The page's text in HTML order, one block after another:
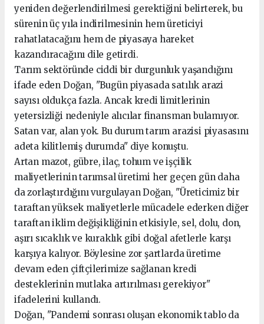
yeniden değerlendirilmesi gerektiğini belirterek, bu
sürenin üç yıla indirilmesinin hem üreticiyi
rahatlatacağını hem de piyasaya hareket
kazandıracağını dile getirdi.
Tarım sektöründe ciddi bir durgunluk yaşandığını
ifade eden Doğan, "Bugün piyasada satılık arazi
sayısı oldukça fazla. Ancak kredi limitlerinin
yetersizliği nedeniyle alıcılar finansman bulamıyor.
Satan var, alan yok. Bu durum tarım arazisi piyasasını
adeta kilitlemiş durumda" diye konuştu.
Artan mazot, gübre, ilaç, tohum ve işçilik
maliyetlerinin tarımsal üretimi her geçen gün daha
da zorlaştırdığını vurgulayan Doğan, "Üreticimiz bir
taraftan yüksek maliyetlerle mücadele ederken diğer
taraftan iklim değişikliğinin etkisiyle, sel, dolu, don,
aşırı sıcaklık ve kuraklık gibi doğal afetlerle karşı
karşıya kalıyor. Böylesine zor şartlarda üretime
devam eden çiftçilerimize sağlanan kredi
desteklerinin mutlaka artırılması gerekiyor"
ifadelerini kullandı.
Doğan, "Pandemi sonrası oluşan ekonomik tablo da